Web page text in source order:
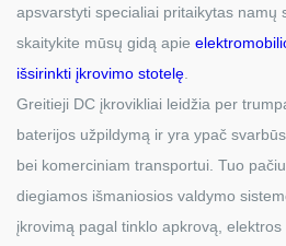
apsvarstyti specialiai pritaikytas namų
skaitykite mūsų gidą apie
išsirinkti įkrovimo stotelę
Greitieji DC įkrovikliai leidžia per
baterijos užpildymą ir yra ypač
bei komerciniam transportui. Tuo
diegiamos išmaniosios valdymo
įkrovimą pagal tinklo apkrovą,